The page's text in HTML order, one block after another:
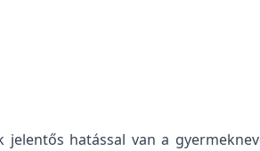
hatással van a